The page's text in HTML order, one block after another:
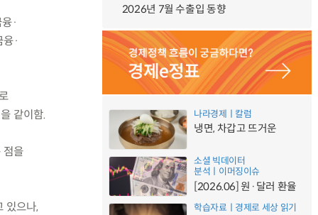
·
·
같이함.
점을
있으나,
2026년 7월 수출입 동향
나라경제ㅣ칼럼
냉면, 차갑고 뜨거운
소셜 빅데이터
분석ㅣ이머징이슈
[2026.06] 원·달러 환율
학습자료ㅣ경제로 세상 읽기